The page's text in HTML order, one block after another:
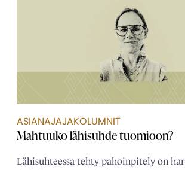
ASIANAJAJAKOLUMNIT
Mahtuuko lähisuhde tuomioon?
Lähisuhteessa tehty pahoinpitely on